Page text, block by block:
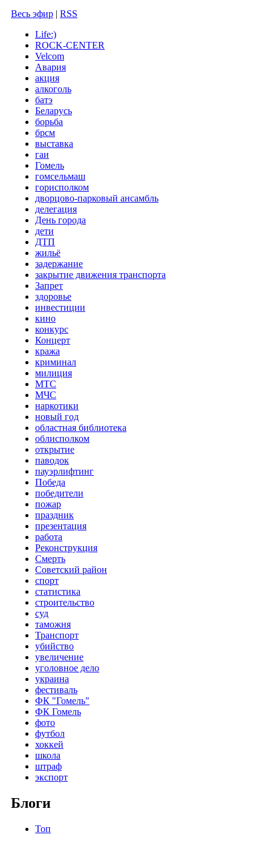
Весь эфир | RSS
Life:)
ROCK-CENTER
Velcom
Авария
акция
алкоголь
батэ
Беларусь
борьба
брсм
выставка
гаи
Гомель
гомсельмаш
горисполком
дворцово-парковый ансамбль
делегация
День города
дети
ДТП
жильё
задержание
закрытие движения транспорта
Запрет
здоровье
инвестиции
кино
конкурс
Концерт
кража
криминал
милиция
МТС
МЧС
наркотики
новый год
областная библиотека
облисполком
открытие
паводок
пауэрлифтинг
Победа
победители
пожар
праздник
презентация
работа
Реконструкция
Смерть
Советский район
спорт
статистика
строительство
суд
таможня
Транспорт
убийство
увеличение
уголовное дело
украина
фестиваль
ФК "Гомель"
ФК Гомель
фото
футбол
хоккей
школа
штраф
экспорт
Блоги
Топ